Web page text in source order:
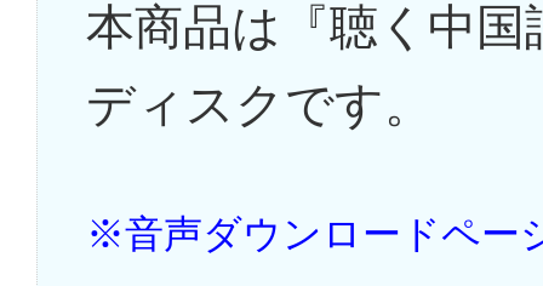
本商品は『聴く中
ディスクです。
※音声ダウンロードペー